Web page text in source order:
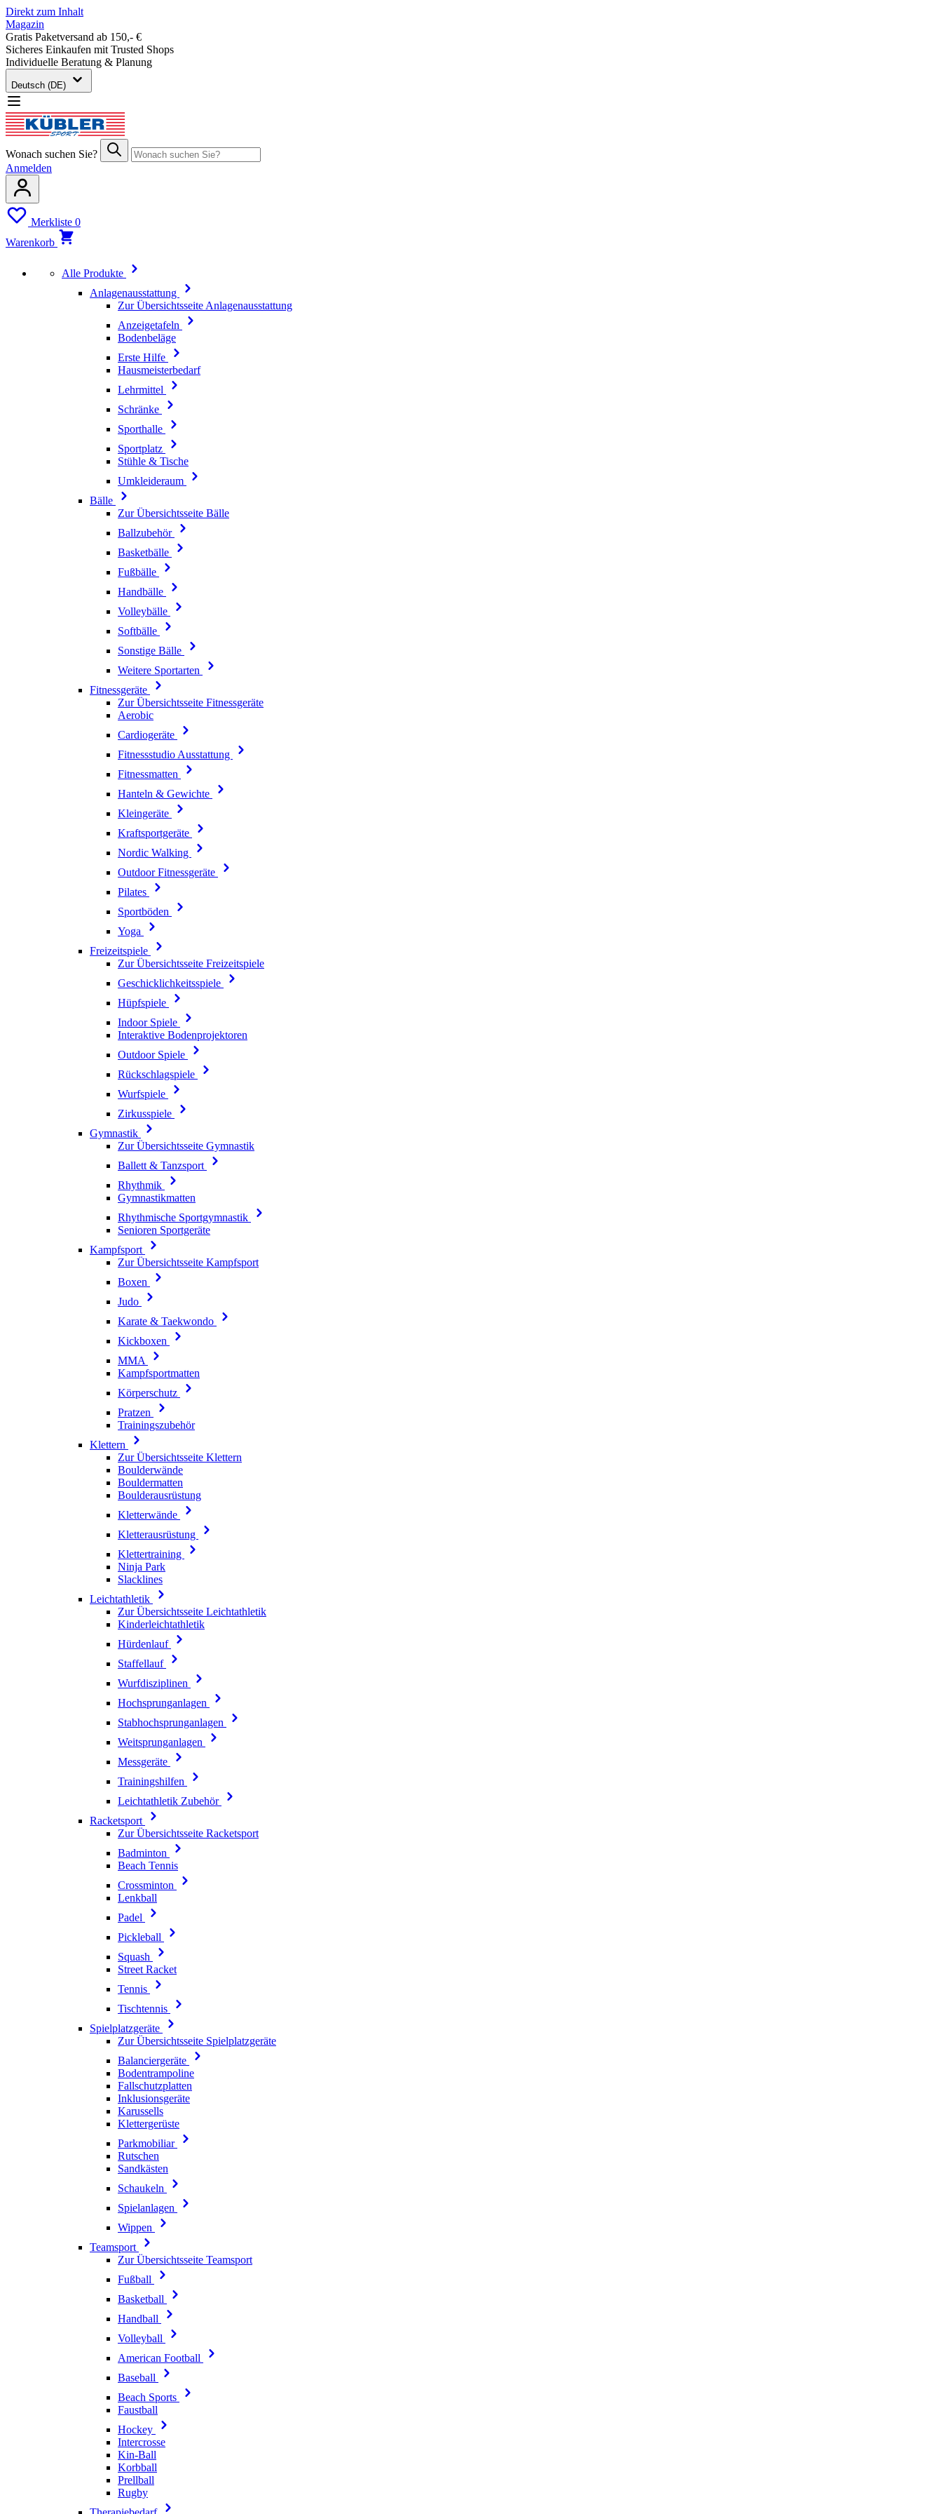
Direkt zum Inhalt
Magazin
Gratis Paketversand ab 150,- €
Sicheres Einkaufen mit Trusted Shops
Individuelle Beratung & Planung
Deutsch (DE)
Wonach suchen Sie?
Anmelden
Merkliste 0
Warenkorb
Alle Produkte
Anlagenausstattung
Zur Übersichtsseite Anlagenausstattung
Anzeigetafeln
Bodenbeläge
Erste Hilfe
Hausmeisterbedarf
Lehrmittel
Schränke
Sporthalle
Sportplatz
Stühle & Tische
Umkleideraum
Bälle
Zur Übersichtsseite Bälle
Ballzubehör
Basketbälle
Fußbälle
Handbälle
Volleybälle
Softbälle
Sonstige Bälle
Weitere Sportarten
Fitnessgeräte
Zur Übersichtsseite Fitnessgeräte
Aerobic
Cardiogeräte
Fitnessstudio Ausstattung
Fitnessmatten
Hanteln & Gewichte
Kleingeräte
Kraftsportgeräte
Nordic Walking
Outdoor Fitnessgeräte
Pilates
Sportböden
Yoga
Freizeitspiele
Zur Übersichtsseite Freizeitspiele
Geschicklichkeitsspiele
Hüpfspiele
Indoor Spiele
Interaktive Bodenprojektoren
Outdoor Spiele
Rückschlagspiele
Wurfspiele
Zirkusspiele
Gymnastik
Zur Übersichtsseite Gymnastik
Ballett & Tanzsport
Rhythmik
Gymnastikmatten
Rhythmische Sportgymnastik
Senioren Sportgeräte
Kampfsport
Zur Übersichtsseite Kampfsport
Boxen
Judo
Karate & Taekwondo
Kickboxen
MMA
Kampfsportmatten
Körperschutz
Pratzen
Trainingszubehör
Klettern
Zur Übersichtsseite Klettern
Boulderwände
Bouldermatten
Boulderausrüstung
Kletterwände
Kletterausrüstung
Klettertraining
Ninja Park
Slacklines
Leichtathletik
Zur Übersichtsseite Leichtathletik
Kinderleichtathletik
Hürdenlauf
Staffellauf
Wurfdisziplinen
Hochsprunganlagen
Stabhochsprunganlagen
Weitsprunganlagen
Messgeräte
Trainingshilfen
Leichtathletik Zubehör
Racketsport
Zur Übersichtsseite Racketsport
Badminton
Beach Tennis
Crossminton
Lenkball
Padel
Pickleball
Squash
Street Racket
Tennis
Tischtennis
Spielplatzgeräte
Zur Übersichtsseite Spielplatzgeräte
Balanciergeräte
Bodentrampoline
Fallschutzplatten
Inklusionsgeräte
Karussells
Klettergerüste
Parkmobiliar
Rutschen
Sandkästen
Schaukeln
Spielanlagen
Wippen
Teamsport
Zur Übersichtsseite Teamsport
Fußball
Basketball
Handball
Volleyball
American Football
Baseball
Beach Sports
Faustball
Hockey
Intercrosse
Kin-Ball
Korbball
Prellball
Rugby